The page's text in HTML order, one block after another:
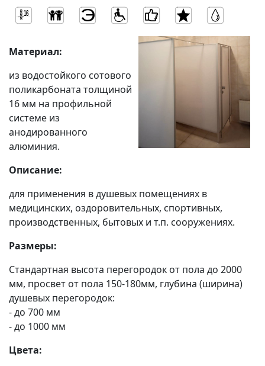
Материал:
из водостойкого сотового
поликарбоната толщиной
16 мм на профильной
системе из
анодированного
алюминия.
Описание:
для применения в душевых помещениях в
медицинских, оздоровительных, спортивных,
производственных, бытовых и т.п. сооружениях.
Размеры:
Стандартная высота перегородок от пола до 2000
мм, просвет от пола 150-180мм, глубина (ширина)
душевых перегородок:
- до 700 мм
- до 1000 мм
Цвета: